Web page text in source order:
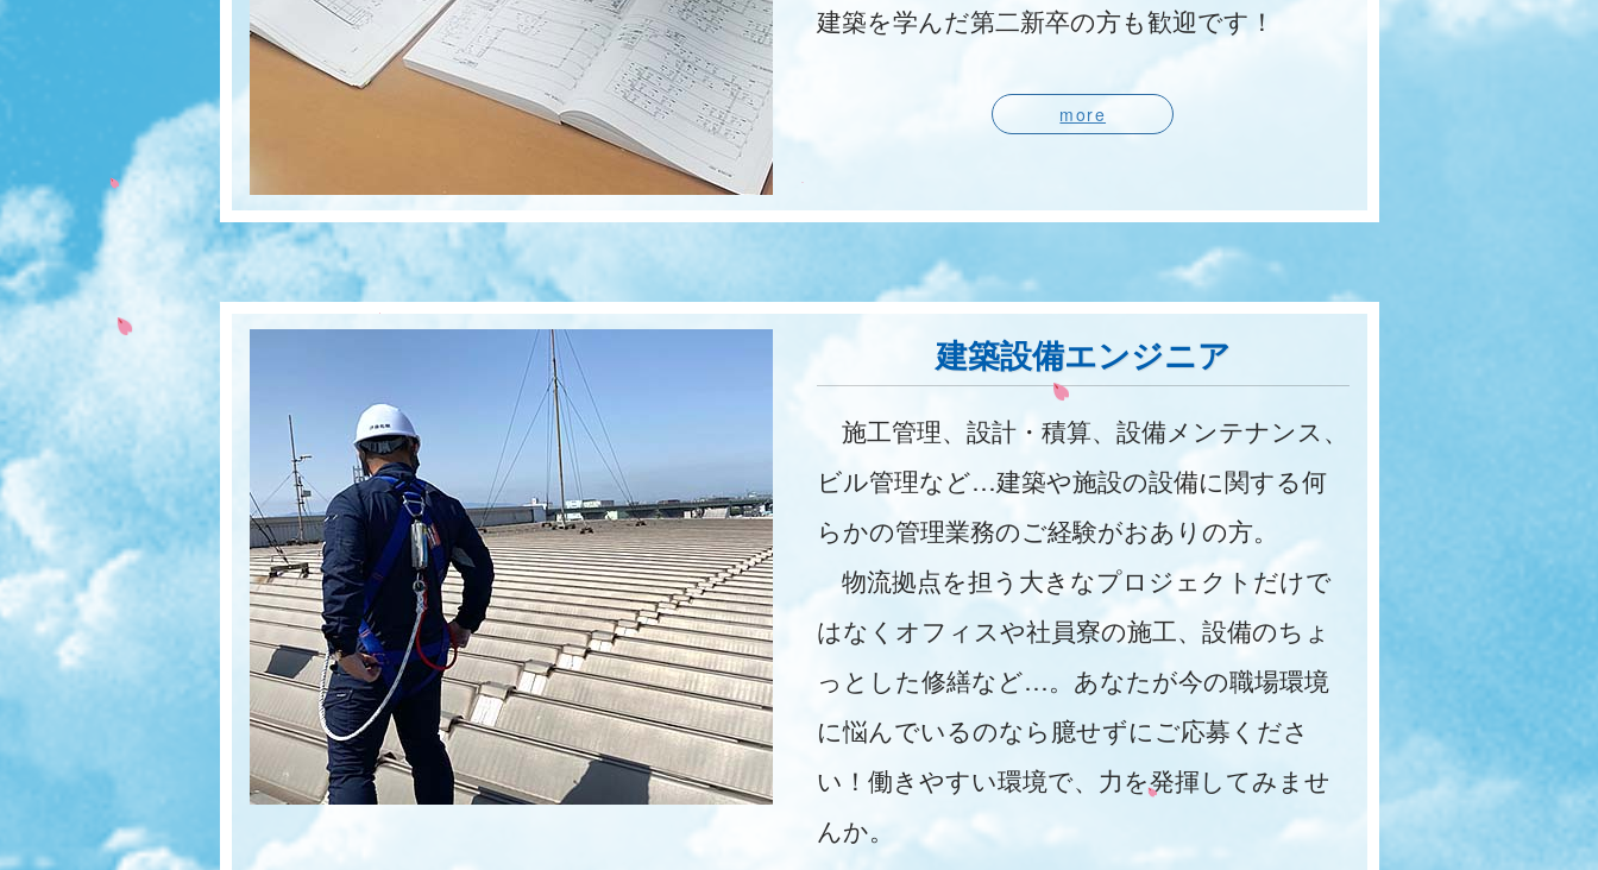
建築を学んだ第二新卒の方も歓迎です！
more
建築設備エンジニア
施工管理、設計・積算、設備メンテナンス、
ビル管理など…建築や施設の設備に関する何
らかの管理業務のご経験がおありの方。
物流拠点を担う大きなプロジェクトだけで
はなくオフィスや社員寮の施工、設備のちょ
っとした修繕など…。あなたが今の職場環境
に悩んでいるのなら臆せずにご応募くださ
い！働きやすい環境で、力を発揮してみませ
んか。